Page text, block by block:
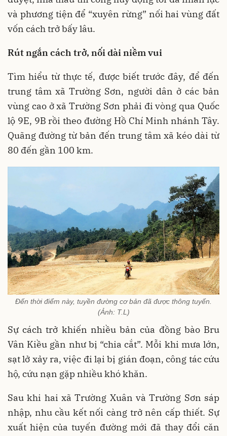
và phương tiện để “xuyên rừng” nối hai vùng đất
vốn cách trở bấy lâu.
Rút ngắn cách trở, nối dài niềm vui
Tìm hiểu từ thực tế, được biết trước đây, để đến
trung tâm xã Trường Sơn, người dân ở các bản
vùng cao ở xã Trường Sơn phải đi vòng qua Quốc
lộ 9E, 9B rồi theo đường Hồ Chí Minh nhánh Tây.
Quãng đường từ bản đến trung tâm xã kéo dài từ
80 đến gần 100 km.
Đến thời điểm này, tuyền đường cơ bản đã được thông tuyến.
(Ảnh: T.L)
Sự cách trở khiến nhiều bản của đồng bào Bru
Vân Kiều gần như bị “chia cắt”. Mỗi khi mưa lớn,
sạt lở xảy ra, việc đi lại bị gián đoạn, công tác cứu
hộ, cứu nạn gặp nhiều khó khăn.
Sau khi hai xã Trường Xuân và Trường Sơn sáp
nhập, nhu cầu kết nối càng trở nên cấp thiết. Sự
xuất hiện của tuyến đường mới đã thay đổi căn